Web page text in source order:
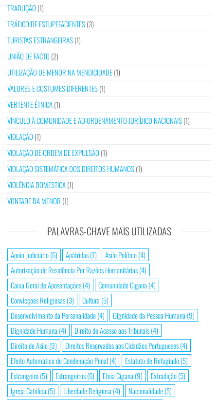
TRADUÇÃO (1)
TRÁFICO DE ESTUPEFACIENTES(3)
TURISTAS ESTRANGEIRAS(1)
UNIÃO DE FACTO (2)
UTILIZAÇÃO DE MENOR NA MENDICIDADE(1)
VALORES E COSTUMES DIFERENTES(1)
VERTENTE ÉTNICA(1)
VÍNCULO À COMUNIDADE E AO ORDENAMENTO JURÍDICO NACIONAIS(1)
VIOLAÇÃO (1)
VIOLAÇÃO DE ORDEM DE EXPULSÃO (1)
VIOLAÇÃO SISTEMÁTICA DOS DIREITOS HUMANOS(1)
VIOLÊNCIA DOMÉSTICA(1)
VONTADE DA MENOR (1)
PALAVRAS-CHAVE MAIS UTILIZADAS
Apoio Judiciário(6) Apátridas(7) Asilo Político(4)
Autorização de Residência Por Razões Humanitárias(4)
Caixa Geral de Aposentações(4) Comunidade Cigana (4)
Convicções Religiosas(3) Cultura (5)
Desenvolvimento da Personalidade(4) Dignidade da Pessoa Humana (9)
Dignidade Humana (4) Direito de Acesso aos Tribunais(4)
Direito de Asilo(9) Direitos Reservados aos Cidadãos Portugueses(4)
Efeito Automático de Condenação Penal (4) Estatuto de Refugiado(5)
Estrangeiro(5) Estrangeiros(6) Etnia Cigana (9) Extradição(5)
Igreja Católica (5) Liberdade Religiosa (4) Nacionalidade(5)